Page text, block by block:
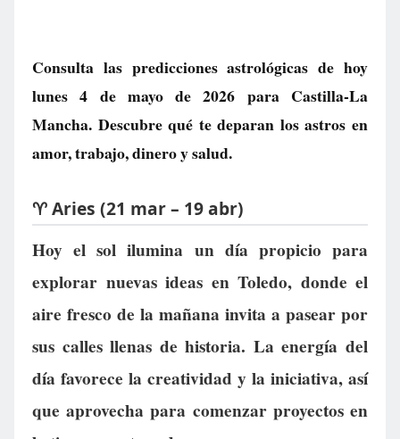
Consulta las predicciones astrológicas de hoy
lunes 4 de mayo de 2026 para Castilla-La
Mancha. Descubre qué te deparan los astros en
amor, trabajo, dinero y salud.
♈ Aries (21 mar – 19 abr)
Hoy el sol ilumina un día propicio para
explorar nuevas ideas en Toledo, donde el
aire fresco de la mañana invita a pasear por
sus calles llenas de historia. La energía del
día favorece la creatividad y la iniciativa, así
que aprovecha para comenzar proyectos en